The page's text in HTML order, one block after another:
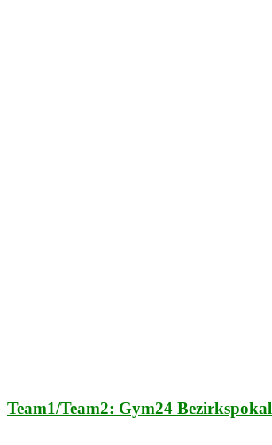
Team1/Team2: Gym24 Bezirkspokal